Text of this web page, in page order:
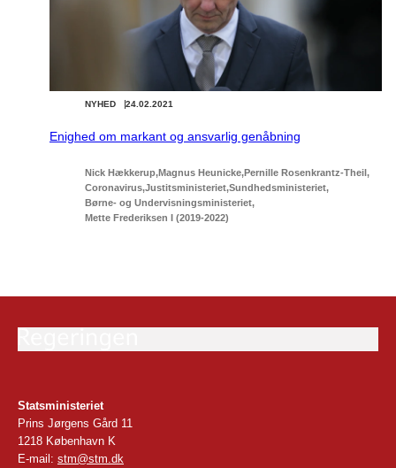
24.02.2021
NYHED
Enighed om markant og ansvarlig genåbning
Nick Hækkerup Magnus Heunicke Pernille Rosenkrantz-Theil
Coronavirus Justitsministeriet Sundhedsministeriet
Børne- og Undervisningsministeriet
Mette Frederiksen I (2019-2022)
Statsministeriet
Prins Jørgens Gård 11
1218 København K
E-mail: stm@stm.dk